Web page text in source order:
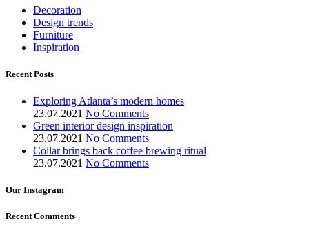
Decoration
Design trends
Furniture
Inspiration
Recent Posts
Exploring Atlanta’s modern homes
23.07.2021 No Comments
Green interior design inspiration
23.07.2021 No Comments
Collar brings back coffee brewing ritual
23.07.2021 No Comments
Our Instagram
Recent Comments